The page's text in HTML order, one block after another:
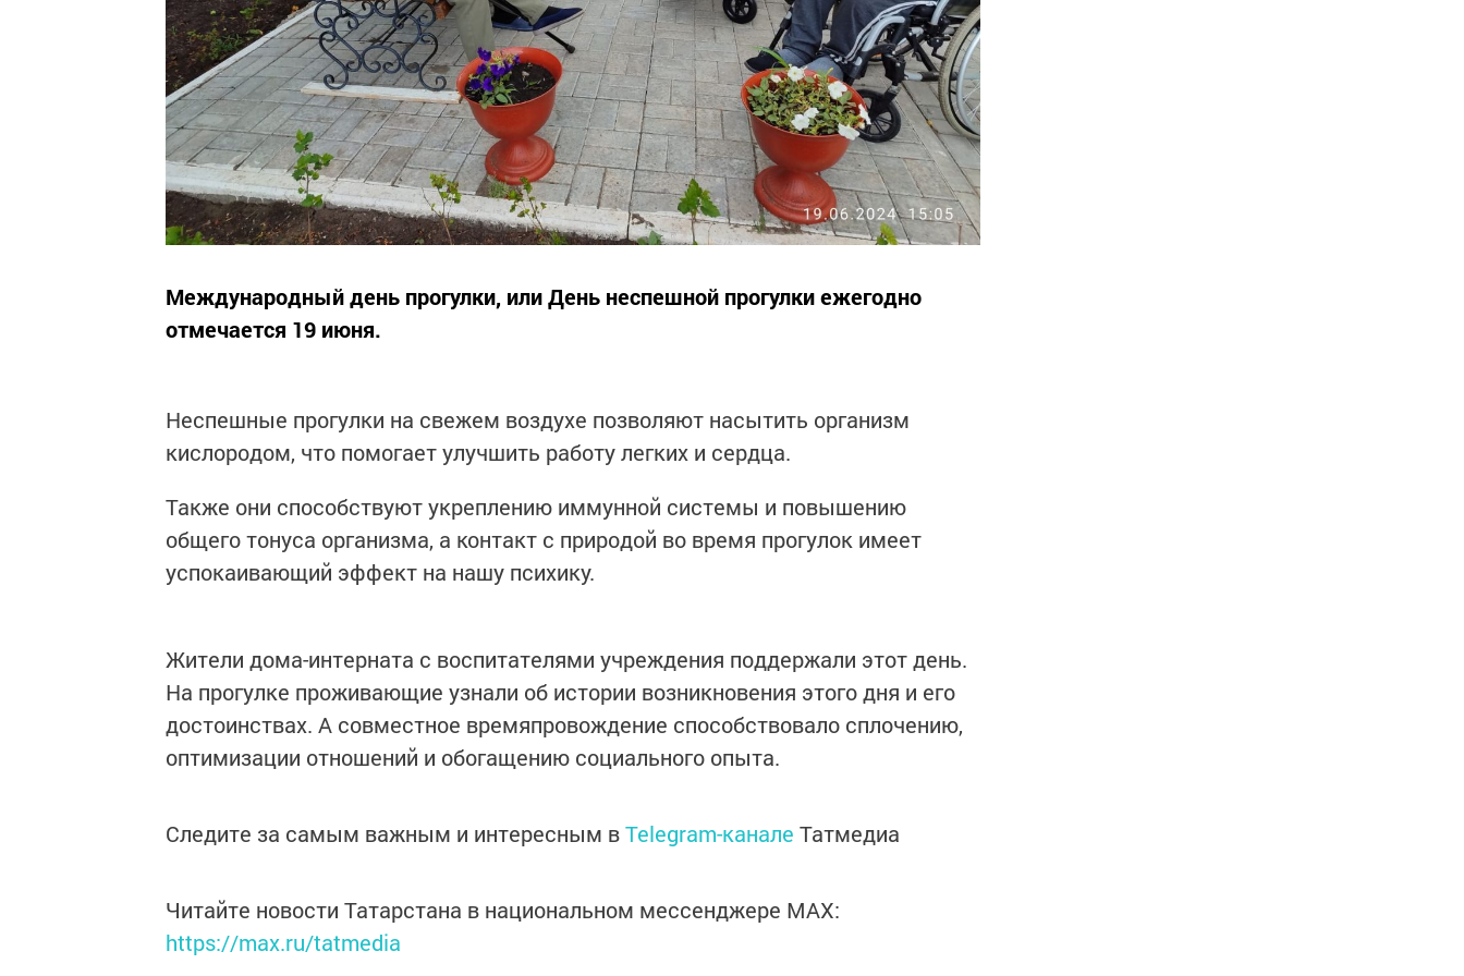
Международный день прогулки, или День неспешной прогулки ежегодно
отмечается 19 июня.
Неспешные прогулки на свежем воздухе позволяют насытить организм
кислородом, что помогает улучшить работу легких и сердца.
Также они способствуют укреплению иммунной системы и повышению
общего тонуса организма, а контакт с природой во время прогулок имеет
успокаивающий эффект на нашу психику.
Жители дома-интерната с воспитателями учреждения поддержали этот день.
На прогулке проживающие узнали об истории возникновения этого дня и его
достоинствах. А совместное времяпровождение способствовало сплочению,
оптимизации отношений и обогащению социального опыта.
Следите за самым важным и интересным вTelegram-канале Татмедиа
Читайте новости Татарстана в национальном мессенджере MАХ:
https://max.ru/tatmedia